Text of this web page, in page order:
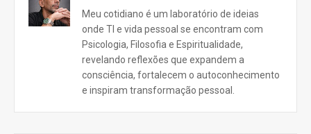
Meu cotidiano é um laboratório de ideias
onde TI e vida pessoal se encontram com
Psicologia, Filosofia e Espiritualidade,
revelando reflexões que expandem a
consciência, fortalecem o autoconhecimento
e inspiram transformação pessoal.